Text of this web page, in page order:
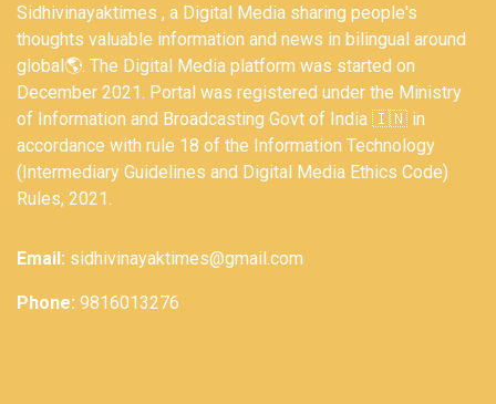
Sidhivinayaktimes , a Digital Media sharing people's
thoughts valuable information and news in bilingual around
global🌎. The Digital Media platform was started on
December 2021. Portal was registered under the Ministry
of Information and Broadcasting Govt of India 🇮🇳 in
accordance with rule 18 of the Information Technology
(Intermediary Guidelines and Digital Media Ethics Code)
Rules, 2021.
Email: sidhivinayaktimes@gmail.com
Phone: 9816013276